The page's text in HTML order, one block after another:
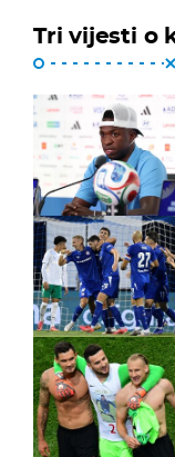
Tri vijesti o